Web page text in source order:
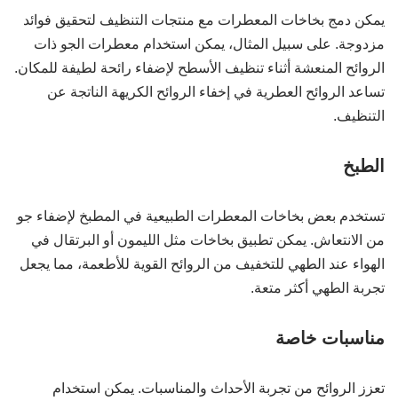
يمكن دمج بخاخات المعطرات مع منتجات التنظيف لتحقيق فوائد
مزدوجة. على سبيل المثال، يمكن استخدام معطرات الجو ذات
الروائح المنعشة أثناء تنظيف الأسطح لإضفاء رائحة لطيفة للمكان.
تساعد الروائح العطرية في إخفاء الروائح الكريهة الناتجة عن
التنظيف.
الطبخ
تستخدم بعض بخاخات المعطرات الطبيعية في المطبخ لإضفاء جو
من الانتعاش. يمكن تطبيق بخاخات مثل الليمون أو البرتقال في
الهواء عند الطهي للتخفيف من الروائح القوية للأطعمة، مما يجعل
تجربة الطهي أكثر متعة.
مناسبات خاصة
تعزز الروائح من تجربة الأحداث والمناسبات. يمكن استخدام